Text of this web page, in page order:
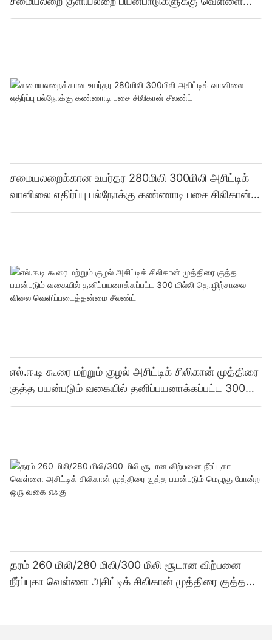
சிலிகான் முத்திரை குத்த பயன்படும் மெழுகு போன்ற ஒரு
சமையலறைக்கான உயர்தர 280மிலி 300மிலி அசிட்டிக்
வானிலை எதிர்ப்பு பல்நோக்கு கண்ணாடி பசை சிலிகான்
சீலண்ட்
எல்.ஈ.டி கூரை மற்றும் குழல் அசிட்டிக் சிலிகான் முத்திரை
குத்த பயன்படும் வகையில் தனிப்பயனாக்கப்பட்ட 300
மில்லி தொழிற்சாலை விலை வெளிப்படைத்தன்மை
தரம் 260 மிலி/280 மிலி/300 மிலி சூடான விற்பனை
நீர்ப்புகா வெள்ளை அசிட்டிக் சிலிகான் முத்திரை குத்த